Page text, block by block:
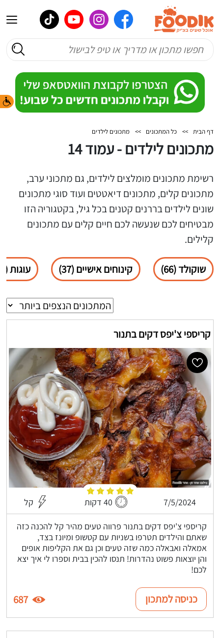
דף הבית >> כל המתכונים >> מתכונים לילדים
מתכונים לילדים - עמוד 14
רשימת מתכונים מומלצים לילדים, גם מתכוני ערב,
מתכונים קלים, מתכונים דיאטטים ועוד סוגי מתכונים
שונים לילדים בררנים קטנים בכל גיל, בקטגוריה הזו
מבטיחים לכם שנעשה לכם חיים קלים עם מתכונים
קלילים.
שוקולד (66) קינוחים אישיים (37) עוגות (37)
קריספי צ'יפס דקים בתנור
7/5/2024 40 דקות קל
קריספי צ'יפס דקים בתנור פרווה טעים מהיר קל להכנה כזה
שאתם והילדים תטרפו בשניות עם קטשופ ומיונז בצד,
אמאלה ואבאלה כמה שזה טעים וכן גם את הקליפות אופים
והן יוצאות פשוט נהדרות! תנסו להכין בבית וספרו לי איך יצא
לכם!
כניסה למתכון 687